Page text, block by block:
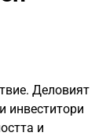
Деловият
инвеститори
и